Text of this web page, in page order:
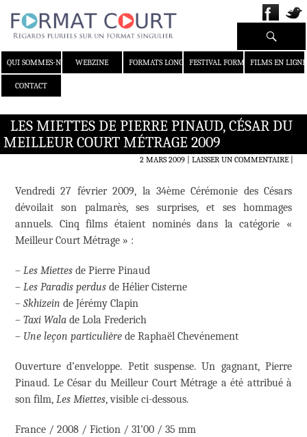
QUI SOMMES-NOUS ?WEBZINE FORMATS LONGS FESTIVAL FORMAT COURT
FILMS EN LIGNE
CONTACT
Recherche
LES MIETTES DE PIERRE PINAUD, CÉSAR DU
MEILLEUR COURT MÉTRAGE 2009
2 MARS 2009 LAISSER UN COMMENTAIRE|
Vendredi 27 février 2009, la 34ème Cérémonie des Césars
dévoilait son palmarès, ses surprises, et ses hommages
annuels. Cinq films étaient nominés dans la catégorie «
Meilleur Court Métrage » :
– Les Miettes de Pierre Pinaud
– Les Paradis perdus de Hélier Cisterne
– Skhizein de Jérémy Clapin
– Taxi Wala de Lola Frederich
– Une leçon particulière de Raphaël Chevénement
Ouverture d’enveloppe. Petit suspense. Un gagnant, Pierre
Pinaud. Le César du Meilleur Court Métrage a été attribué à
son film, Les Miettes, visible ci-dessous.
France / 2008 / Fiction / 31’00 / 35 mm